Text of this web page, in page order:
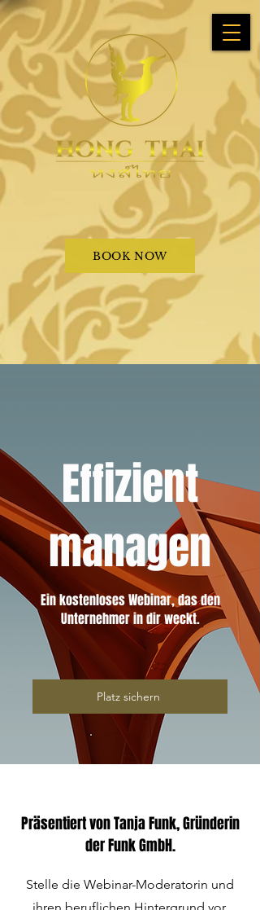
BOOK NOW
Effizient
managen
Ein kostenloses Webinar, das den
Unternehmer in dir weckt.
Platz sichern
Präsentiert von Tanja Funk, Gründerin
der Funk GmbH.
Stelle die Webinar-Moderatorin und